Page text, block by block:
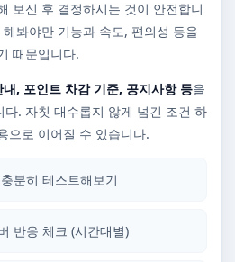
보신 후 결정하시는 것이 안전합니
봐야만 기능과 속도, 편의성 등을
때문입니다.
내, 포인트 차감 기준, 공지사항 등을
. 자칫 대수롭지 않게 넘긴 조건 하
으로 이어질 수 있습니다.
분히 테스트해보기
반응 체크 (시간대별)